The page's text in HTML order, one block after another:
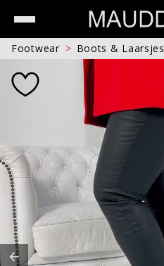
Footwear Boots & Laarsjes